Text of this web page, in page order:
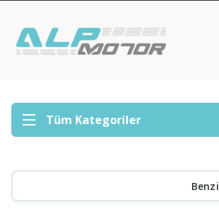
Tüm Kategoriler